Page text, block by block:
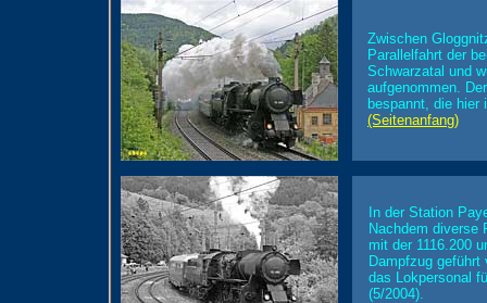
Zwischen
Parallelfahrt der
Schwarzatal und
aufgenommen.
bespannt, die hier
(Seitenanfang)
In der Station
Nachdem diverse
mit der 1116.200
Dampfzug
das Lokpersonal
(5/2004).